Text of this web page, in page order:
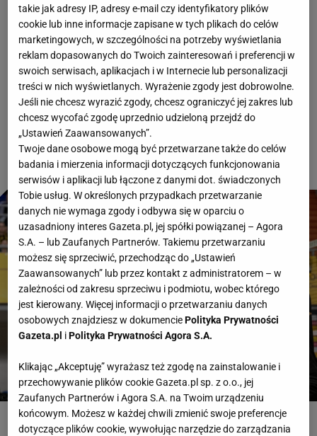
Hubert Rybkowski
16 maja 2026, 16:38
Projekt Warszawa nie zagra w finale Ligi Mistrzów.
Na jego drodze stanęła Perugia z Kamilem
Semeniukiem w składzie, która po trzech setach
wygrała 19:25, 20:25, 24:26.
Fot. Jakub Orzechowski / Agencja Wyborcza.pl
takie jak adresy IP, adresy e-mail czy identyfikatory plików
cookie lub inne informacje zapisane w tych plikach do celów
marketingowych, w szczególności na potrzeby wyświetlania
reklam dopasowanych do Twoich zainteresowań i preferencji w
swoich serwisach, aplikacjach i w Internecie lub personalizacji
treści w nich wyświetlanych. Wyrażenie zgody jest dobrowolne.
Jeśli nie chcesz wyrazić zgody, chcesz ograniczyć jej zakres lub
chcesz wycofać zgodę uprzednio udzieloną przejdź do
„Ustawień Zaawansowanych”.
Twoje dane osobowe mogą być przetwarzane także do celów
badania i mierzenia informacji dotyczących funkcjonowania
serwisów i aplikacji lub łączone z danymi dot. świadczonych
Tobie usług. W określonych przypadkach przetwarzanie
danych nie wymaga zgody i odbywa się w oparciu o
uzasadniony interes Gazeta.pl, jej spółki powiązanej – Agora
S.A. – lub Zaufanych Partnerów. Takiemu przetwarzaniu
możesz się sprzeciwić, przechodząc do „Ustawień
Zaawansowanych” lub przez kontakt z administratorem – w
zależności od zakresu sprzeciwu i podmiotu, wobec którego
jest kierowany. Więcej informacji o przetwarzaniu danych
osobowych znajdziesz w dokumenciePolityka Prywatności
Gazeta.pl iPolityka Prywatności Agora S.A.
Klikając „Akceptuję” wyrażasz też zgodę na zainstalowanie i
przechowywanie plików cookie Gazeta.pl sp. z o.o., jej
Zaufanych Partnerów i Agora S.A. na Twoim urządzeniu
końcowym. Możesz w każdej chwili zmienić swoje preferencje
dotyczące plików cookie, wywołując narzędzie do zarządzania